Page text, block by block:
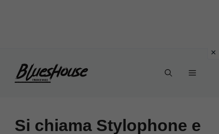
Menu
Si chiama Stylophone e